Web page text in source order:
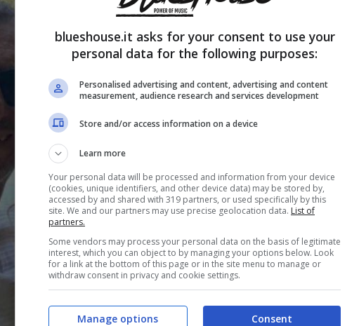
blueshouse.it asks for your consent to use your
personal data for the following purposes:
Personalised advertising and content, advertising and content
measurement, audience research and services development
Store and/or access information on a device
Learn more
Your personal data will be processed and information from your device
(cookies, unique identifiers, and other device data) may be stored by,
accessed by and shared with 319 partners, or used specifically by this
site. We and our partners may use precise geolocation data. List of
partners.
Some vendors may process your personal data on the basis of legitimate
interest, which you can object to by managing your options below. Look
for a link at the bottom of this page or in the site menu to manage or
withdraw consent in privacy and cookie settings.
Consent
Manage options